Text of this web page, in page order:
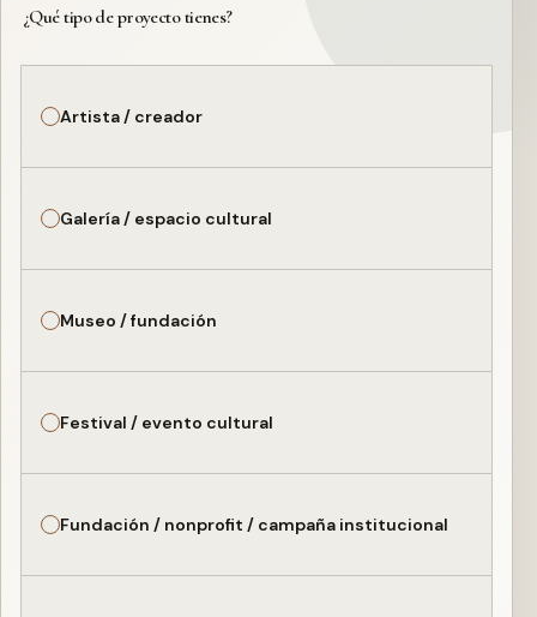
¿Qué tipo de proyecto tienes?
Artista / creador
Galería / espacio cultural
Museo / fundación
Festival / evento cultural
Fundación / nonprofit / campaña institucional